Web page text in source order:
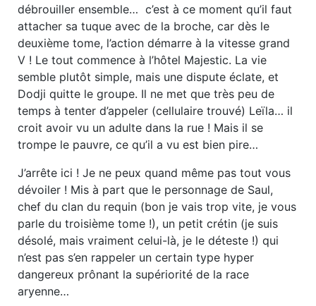
débrouiller ensemble… c’est à ce moment qu’il faut
attacher sa tuque avec de la broche, car dès le
deuxième tome, l’action démarre à la vitesse grand
V ! Le tout commence à l’hôtel Majestic. La vie
semble plutôt simple, mais une dispute éclate, et
Dodji quitte le groupe. Il ne met que très peu de
temps à tenter d’appeler (cellulaire trouvé) Leïla… il
croit avoir vu un adulte dans la rue ! Mais il se
trompe le pauvre, ce qu’il a vu est bien pire…
J’arrête ici ! Je ne peux quand même pas tout vous
dévoiler ! Mis à part que le personnage de Saul,
chef du clan du requin (bon je vais trop vite, je vous
parle du troisième tome !), un petit crétin (je suis
désolé, mais vraiment celui-là, je le déteste !) qui
n’est pas s’en rappeler un certain type hyper
dangereux prônant la supériorité de la race
aryenne…